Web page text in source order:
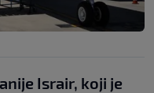
Israir, koji je